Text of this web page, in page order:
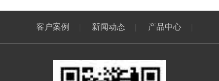
客户案例 | 新闻动态 | 产品中心 |